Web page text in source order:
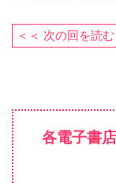
＜＜ 次の回を読む
各電子書